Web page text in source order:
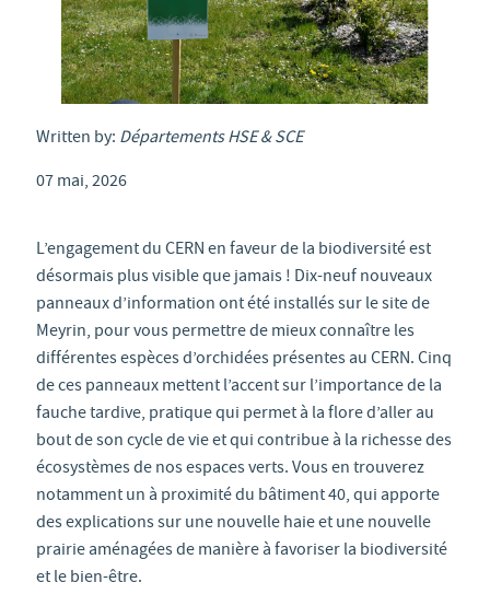
Written by: Départements HSE & SCE
07 mai, 2026
L’engagement du CERN en faveur de la biodiversité est
désormais plus visible que jamais ! Dix-neuf nouveaux
panneaux d’information ont été installés sur le site de
Meyrin, pour vous permettre de mieux connaître les
différentes espèces d’orchidées présentes au CERN. Cinq
de ces panneaux mettent l’accent sur l’importance de la
fauche tardive, pratique qui permet à la flore d’aller au
bout de son cycle de vie et qui contribue à la richesse des
écosystèmes de nos espaces verts. Vous en trouverez
notamment un à proximité du bâtiment 40, qui apporte
des explications sur une nouvelle haie et une nouvelle
prairie aménagées de manière à favoriser la biodiversité
et le bien-être.